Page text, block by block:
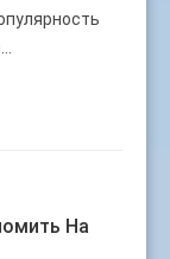
На